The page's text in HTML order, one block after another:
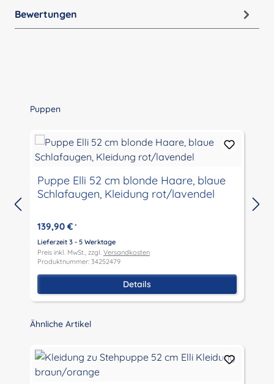
Bewertungen
Produktgalerie überspringen
Puppen
Puppe Elli 52 cm blonde Haare, blaue
Schlafaugen, Kleidung rot/lavendel
139,90 € *
Lieferzeit 3 - 5 Werktage
Preis inkl. MwSt., zzgl. Versandkosten
Produktnummer: 34252479
Details
Produktgalerie überspringen
Ähnliche Artikel